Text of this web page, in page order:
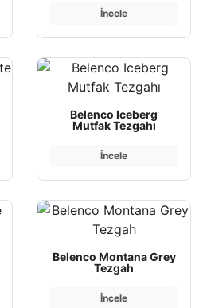
İncele
Belenco Iceberg
Mutfak Tezgahı
İncele
Belenco Montana Grey
Tezgah
İncele